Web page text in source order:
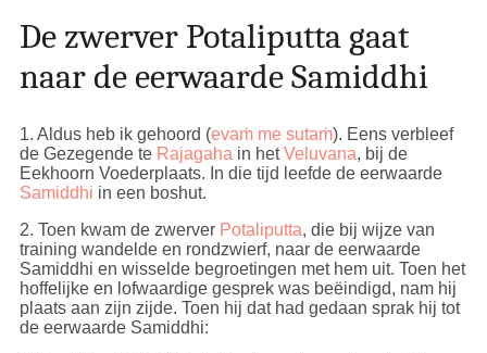
De zwerver Potaliputta gaat
naar de eerwaarde Samiddhi
1. Aldus heb ik gehoord (evaṁ me sutaṁ). Eens verbleef
de Gezegende te Rajagaha in hetVeluvana, bij de
Eekhoorn Voederplaats. In die tijd leefde de eerwaarde
Samiddhi in een boshut.
2. Toen kwam de zwerver Potaliputta, die bij wijze van
training wandelde en rondzwierf, naar de eerwaarde
Samiddhi en wisselde begroetingen met hem uit. Toen het
hoffelijke en lofwaardige gesprek was beëindigd, nam hij
plaats aan zijn zijde. Toen hij dat had gedaan sprak hij tot
de eerwaarde Samiddhi: